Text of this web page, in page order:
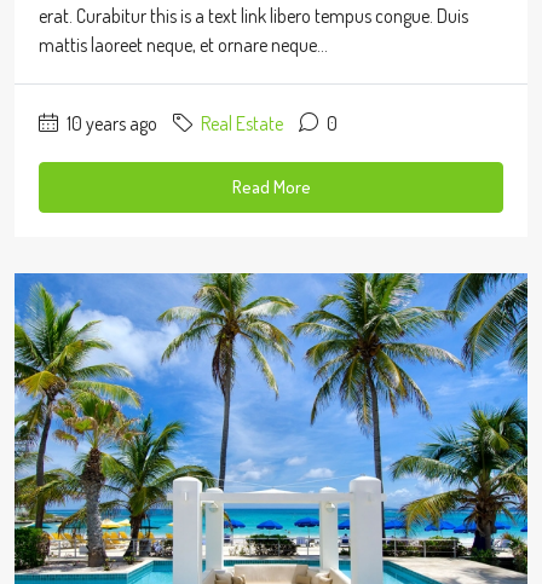
erat. Curabitur this is a text link libero tempus congue. Duis
mattis laoreet neque, et ornare neque...
10 years ago Real Estate 0
Read More